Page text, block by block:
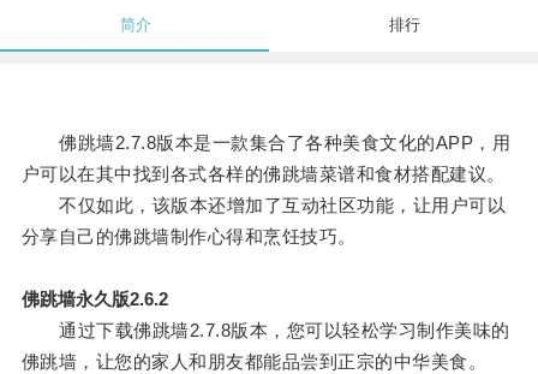
简介 排行
佛跳墙2.7.8版本是一款集合了各种美食文化的APP，用
户可以在其中找到各式各样的佛跳墙菜谱和食材搭配建议。
不仅如此，该版本还增加了互动社区功能，让用户可以
分享自己的佛跳墙制作心得和烹饪技巧。
佛跳墙永久版2.6.2
通过下载佛跳墙2.7.8版本，您可以轻松学习制作美味的
佛跳墙，让您的家人和朋友都能品尝到正宗的中华美食。